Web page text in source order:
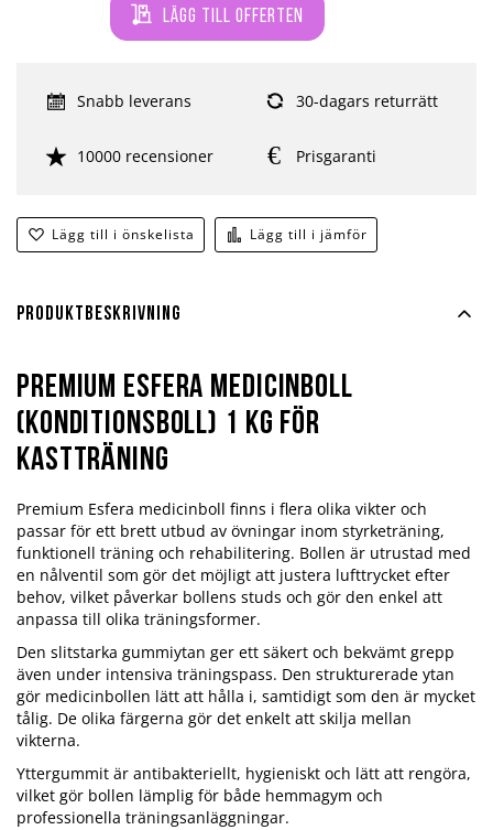
Lägg till offerten
Lägg till i önskelista Lägg till i jämför
Snabb leverans 30-dagars returrätt
10000 recensioner Prisgaranti
Produktbeskrivning
Premium Esfera medicinboll
(konditionsboll) 1 kg för
kastträning
Premium Esfera medicinboll finns i flera olika vikter och
passar för ett brett utbud av övningar inom styrketräning,
funktionell träning och rehabilitering. Bollen är utrustad med
en nålventil som gör det möjligt att justera lufttrycket efter
behov, vilket påverkar bollens studs och gör den enkel att
anpassa till olika träningsformer.
Den slitstarka gummiytan ger ett säkert och bekvämt grepp
även under intensiva träningspass. Den strukturerade ytan
gör medicinbollen lätt att hålla i, samtidigt som den är mycket
tålig. De olika färgerna gör det enkelt att skilja mellan
vikterna.
Yttergummit är antibakteriellt, hygieniskt och lätt att rengöra,
vilket gör bollen lämplig för både hemmagym och
professionella träningsanläggningar.